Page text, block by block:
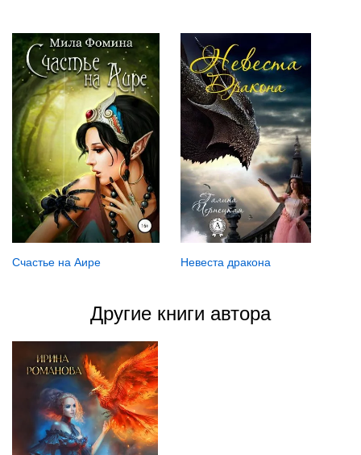
Счастье на Аире Невеста дракона
Другие книги автора